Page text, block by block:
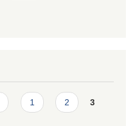
1 2 3